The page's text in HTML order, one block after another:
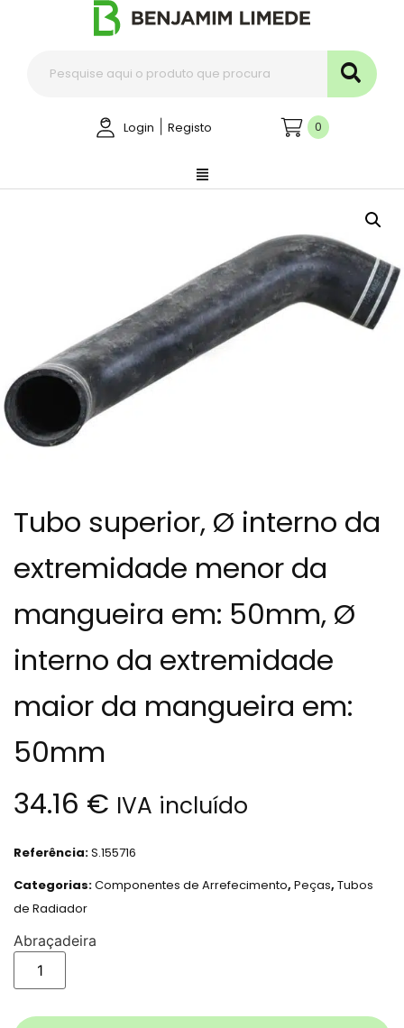
Login Registo 0
Tubo superior, Ø interno da
extremidade menor da
mangueira em: 50mm, Ø
interno da extremidade
maior da mangueira em:
50mm
34.16 € IVA incluído
Referência:S.155716
Categorias:Componentes de Arrefecimento, Peças, Tubos
de Radiador
Abraçadeira